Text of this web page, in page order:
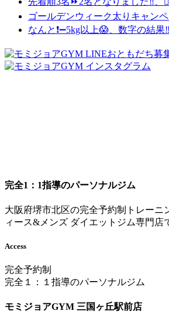
ゴールデンウィーク太りキャン
なんと❗️➖5kg以上😱、数字の結果‼️
完全1：1指導のパーソナルジム
大阪府堺市北区の完全予約制トレー
ィース&メンズ ダイエットジム専門店
Access
完全予約制
完全１：１指導のパーソナルジム
モミジョアGYM 三国ヶ丘駅前店